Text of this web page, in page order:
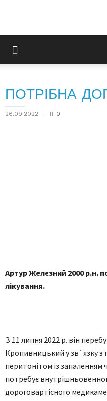
ПОТРІБНА
26.09.2022 0
Артур Желєзний 2000 р.н.
лікування.
З 11 липня 2022 р. він
Кропивницький у зв`язку
перитонітом із
потребує
дороговартісного